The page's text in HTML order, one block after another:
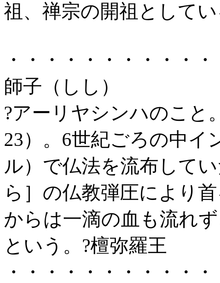
祖、禅宗の開祖として
・・・・・・・・・・
師子（しし）
?アーリヤシンハのこと
23）。6世紀ごろの中イ
ル）で仏法を流布して
ら］の仏教弾圧により
からは一滴の血も流れ
という。?檀弥羅王
・・・・・・・・・・